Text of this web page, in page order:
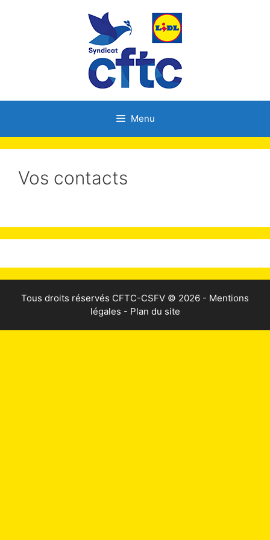
Menu
Vos contacts
Tous droits réservés CFTC-CSFV © 2026 - Mentions
légales - Plan du site